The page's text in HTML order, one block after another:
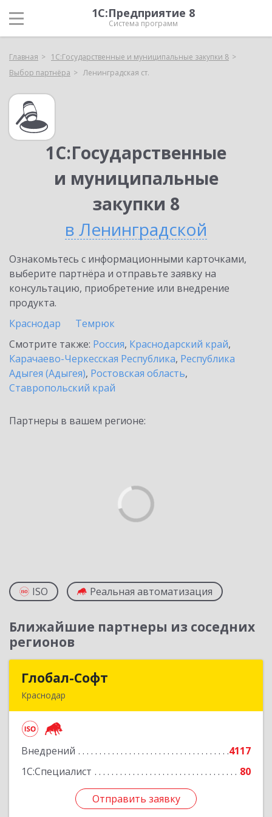
1С:Предприятие 8
Система программ
Главная
1С:Государственные и муниципальные закупки 8
Выбор партнёра
Ленинградская ст.
1С:Государственные
и муниципальные
закупки 8
в Ленинградской
Ознакомьтесь с информационными карточками,
выберите партнёра и отправьте заявку на
консультацию, приобретение или внедрение
продукта.
Краснодар
Темрюк
Смотрите также: Россия, Краснодарский край,
Карачаево-Черкесская Республика, Республика
Адыгея (Адыгея), Ростовская область,
Ставропольский край
Партнеры в вашем регионе:
ISO Реальная автоматизация
Ближайшие партнеры из соседних
регионов
Глобал-Софт
Краснодар
Внедрений
4117
1С:Специалист
80
Отправить заявку
Подробнее
Отправить заявку